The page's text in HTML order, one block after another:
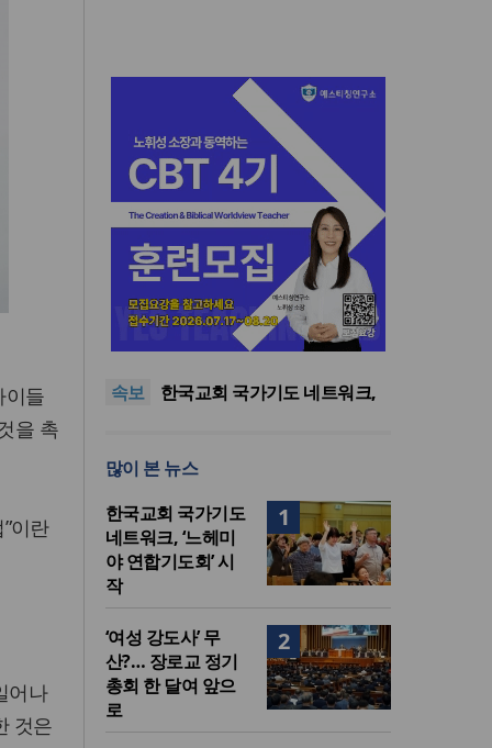
이들
을 촉
이란
어나
것은
속보
한기연 “전쟁을 부르는 정책을
중단하라”
정신건강 치료 인프라 부족…
중증 입원·재활 확충 과제
선교의 현장
한국교회 국가기도 네트워크,
중단하라”
정신건강 치료 인프라 부족…
정신질환 평생유병률 27.8%,
중증 입원·재활 확충 과제
많이 본 뉴스
1
한국교회 국가기도
네트워크, ‘느헤미
야 연합기도회’ 시
작
2
‘여성 강도사’ 무
산?… 장로교 정기
총회 한 달여 앞으
로